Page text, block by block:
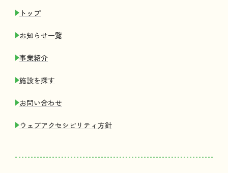
トップ
お知 らせ一覧
事業紹介
施設を探す
お問い合わせ
ウェブアクセシビリティ 方針